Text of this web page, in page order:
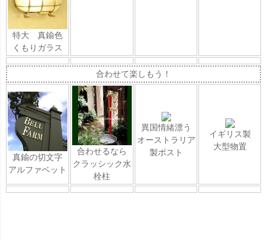
特大 真鍮色
くもりガラス
合わせて楽しもう！
真鍮の切文字
アルファベット
合わせるなら
クラッシック水
栓柱
異国情緒漂う
オーストラリア
製ポスト
イギリス製
大型物置